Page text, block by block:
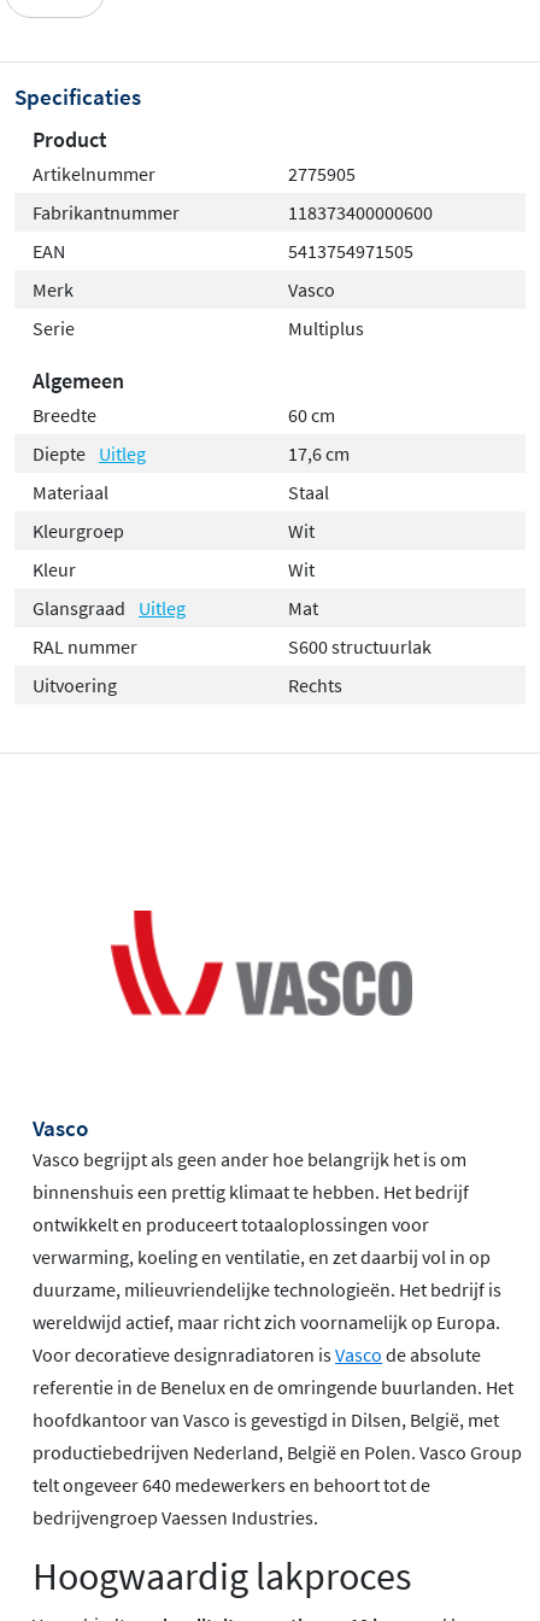
badkamer hangt of die je nog gaat aanschaffen.
Keuze uit verschillende kleuren
De handdoekbeugel is verkrijgbaar in meerdere
kleuren, waaronder stijlvol wit, elegant antraciet en
modern zwart. Zo stem je het accessoire eenvoudig af
geheel
Specificaties
Product
Artikelnummer
2775905
Fabrikantnummer
118373400000600
EAN
5413754971505
Merk
Vasco
Serie
Multiplus
Algemeen
Breedte
60 cm
Diepte Uitleg
17,6 cm
Materiaal
Staal
Kleurgroep
Wit
Kleur
Wit
Glansgraad
Uitleg
Mat
RAL nummer
S600 structuurlak
Uitvoering
Rechts
Vasco
Vasco begrijpt als geen ander hoe belangrijk het is om
binnenshuis een prettig klimaat te hebben. Het bedrijf
ontwikkelt en produceert totaaloplossingen voor
verwarming, koeling en ventilatie, en zet daarbij vol in op
duurzame, milieuvriendelijke technologieën. Het bedrijf is
wereldwijd actief, maar richt zich voornamelijk op Europa.
Voor decoratieve designradiatoren isVasco de absolute
referentie in de Benelux en de omringende buurlanden. Het
hoofdkantoor van Vasco is gevestigd in Dilsen, België, met
productiebedrijven Nederland, België en Polen. Vasco Group
telt ongeveer 640 medewerkers en behoort tot de
bedrijvengroep Vaessen Industries.
Hoogwaardig lakproces